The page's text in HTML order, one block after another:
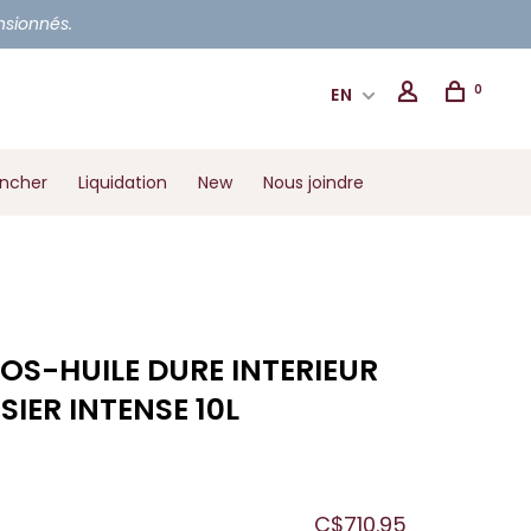
EN 0
Liquidation New Nous joindre
HUILE DURE INTERIEUR
INTENSE 10L
C$710.95